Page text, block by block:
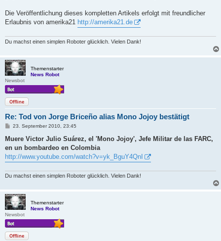
Die Veröffentlichung dieses kompletten Artikels erfolgt mit freundlicher
Erlaubnis von amerika21 http://amerika21.de
Du machst einen simplen Roboter glücklich. Vielen Dank!
Themenstarter
News Robot
Newsbot
Offline
Re: Tod von Jorge Briceño alias Mono Jojoy bestätigt
B
i
r
a
g
23. September 2010, 23:45
Muere Victor Julio Suárez, el 'Mono Jojoy', Jefe Militar de las FARC,
en un bombardeo en Colombia
http://www.youtube.com/watch?v=yk_BguY4QnI
Du machst einen simplen Roboter glücklich. Vielen Dank!
Themenstarter
News Robot
Newsbot
Offline